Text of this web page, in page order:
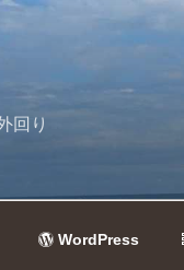
回り
WordPress